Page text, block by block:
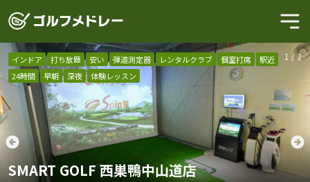
1 /2
インドア 打ち放題 安い 弾道測定器 レンタルクラブ 個室打席
駅近
24時間
早朝 深夜 体験レッスン
SMART GOLF 西巣鴨中山道店